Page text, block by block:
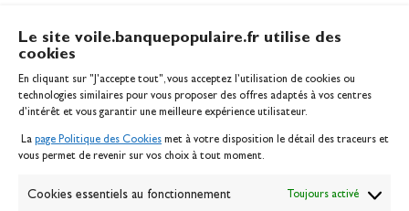
Le site voile.banquepopulaire.fr utilise des
cookies
En cliquant sur "J'accepte tout", vous acceptez l’utilisation de cookies ou
technologies similaires pour vous proposer des offres adaptés à vos centres
d’intérêt et vous garantir une meilleure expérience utilisateur.
La page Politique des Cookies met à votre disposition le détail des traceurs et
vous permet de revenir sur vos choix à tout moment.
Cookies essentiels au fonctionnement Toujours activé
Inscription serveur média
Contact
Politique des cookies
Banque de la voile